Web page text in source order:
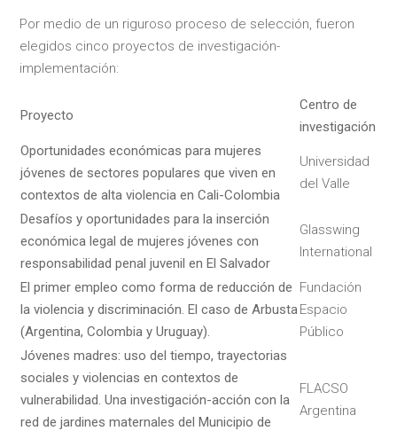
Por medio de un riguroso proceso de selección, fueron
elegidos cinco proyectos de investigación-
implementación:
Proyecto
Centro de
investigación
Oportunidades económicas para mujeres
jóvenes de sectores populares que viven en
contextos de alta violencia en Cali-Colombia
Universidad
del Valle
Desafíos y oportunidades para la inserción
económica legal de mujeres jóvenes con
responsabilidad penal juvenil en El Salvador
Glasswing
International
El primer empleo como forma de reducción de
la violencia y discriminación. El caso de Arbusta
(Argentina, Colombia y Uruguay).
Fundación
Espacio
Público
Jóvenes madres: uso del tiempo, trayectorias
sociales y violencias en contextos de
vulnerabilidad. Una investigación-acción con la
red de jardines maternales del Municipio de
FLACSO
Argentina